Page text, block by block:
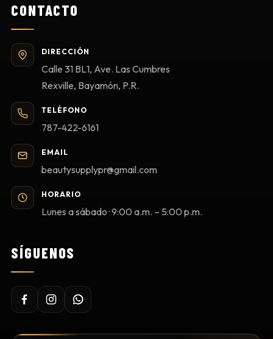
CONTACTO
DIRECCIÓN
Calle 31 BL1, Ave. Las Cumbres
Rexville, Bayamón, P.R.
TELÉFONO
787-422-6161
EMAIL
beautysupplypr@gmail.com
HORARIO
Lunes a sábado · 9:00 a.m. – 5:00 p.m.
SÍGUENOS